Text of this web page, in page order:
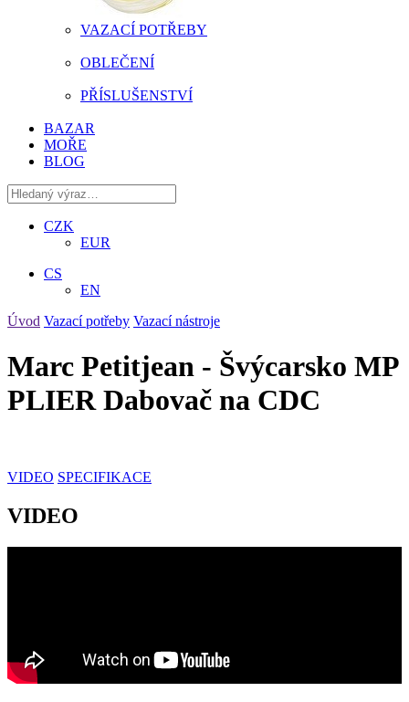
VAZACÍ POTŘEBY
OBLEČENÍ
PŘÍSLUŠENSTVÍ
BAZAR
MOŘE
BLOG
CZK
EUR
CS
EN
Úvod Vazací potřeby Vazací nástroje
Marc Petitjean - Švýcarsko MP
PLIER Dabovač na CDC
VIDEO SPECIFIKACE
VIDEO